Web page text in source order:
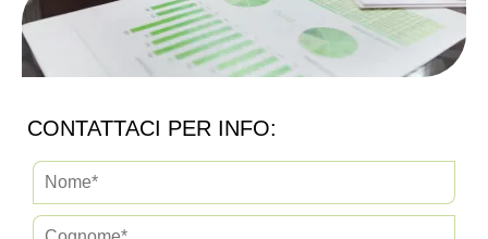
CONTATTACI PER INFO: